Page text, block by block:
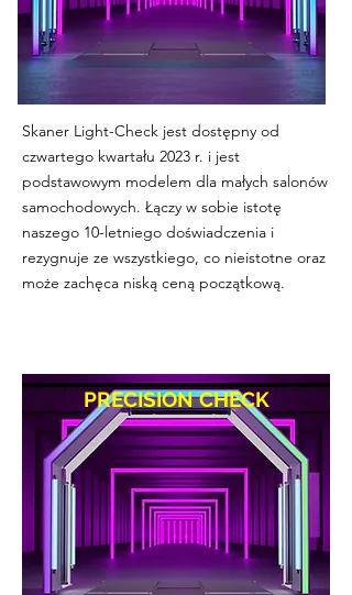
Skaner Light-Check jest dostępny od
czwartego kwartału 2023 r. i jest
podstawowym modelem dla małych salonów
samochodowych. Łączy w sobie istotę
naszego 10-letniego doświadczenia i
rezygnuje ze wszystkiego, co nieistotne oraz
może zachęca niską ceną początkową.
PRECISION CHECK